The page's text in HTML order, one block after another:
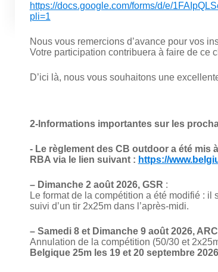
https://docs.google.com/forms/d/e/
pli=1
Nous vous remercions d’avance pour vos
Votre participation contribuera à faire de ce
D’ici là, nous vous souhaitons une
2-Informations importantes sur les
- Le règlement des CB outdoora été mis
RBA via le lien suivant : https://
– Dimanche 2 août 2026, GSR :
Le format de la compétition a été modifié : il
suivi d’un tir 2x25m dans l’après-midi.
– Samedi 8 et Dimanche 9 août 2026, ARC
Annulation de la compétition (50/30 et
Belgique 25m les 19 et 20 septembre